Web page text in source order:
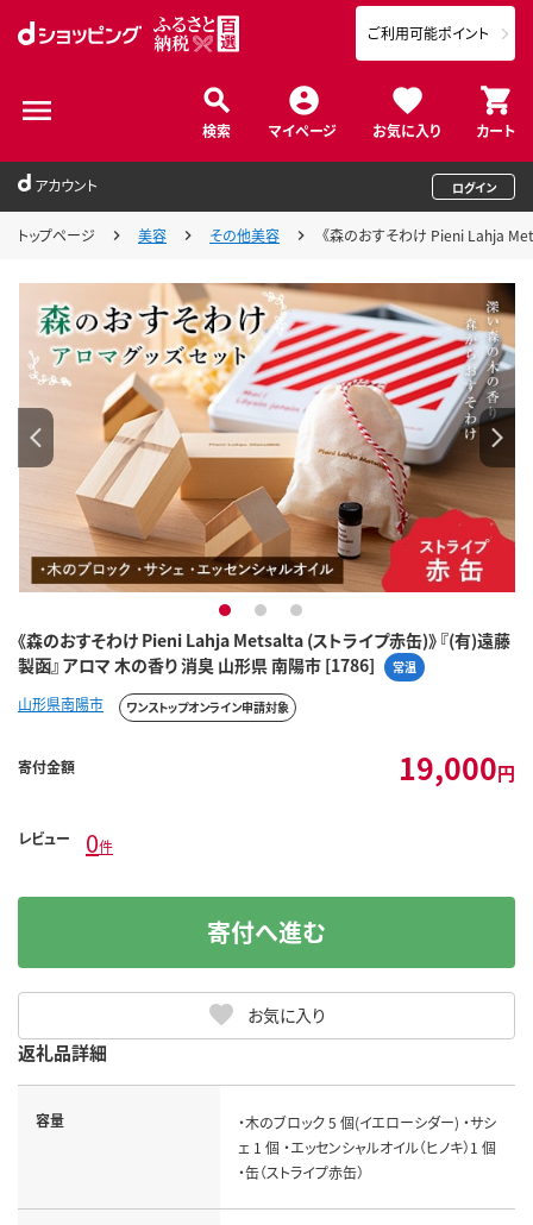
検索 マイページ お気に入り カート
ご利用可能ポイント
アカウント ログイン
トップページ 美容 その他美容 《森のおすそわけ Pieni Lahja
《森のおすそわけ Pieni Lahja Metsalta (ストライプ赤缶)》 『(有)遠藤
製函』 アロマ 木の香り 消臭 山形県 南陽市 [1786]
常温
1 2 3
山形県南陽市 ワンストップオンライン申請対象
寄付金額 19,000円
レビュー 0件
お気に入り
寄付へ進む
返礼品詳細
容量
・木のブロック 5 個(イエローシダー) ・サシ
ェ 1 個 ・エッセンシャルオイル（ヒノキ）1 個
・缶（ストライプ赤缶）